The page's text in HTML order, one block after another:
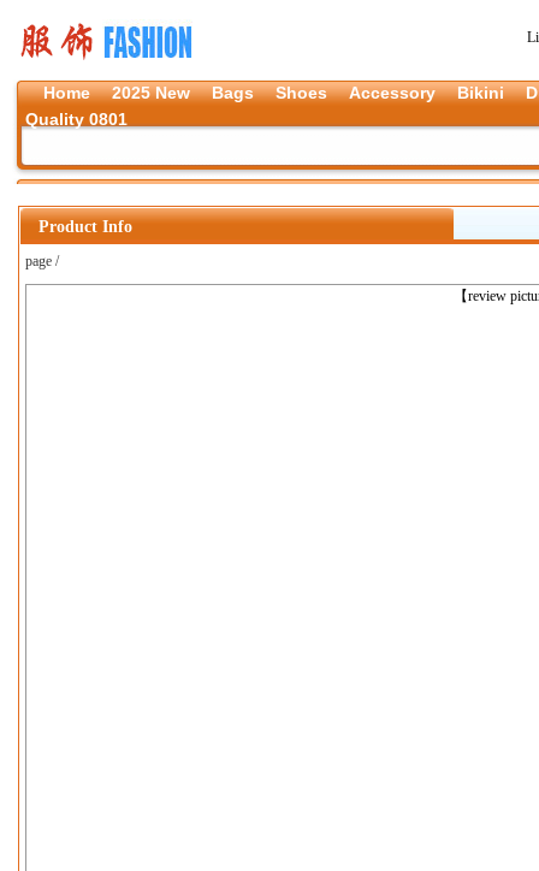
Home 2025 New Bags Shoes Accessory Bikini
Quality 0801
Product Info
page /
【review
上一张